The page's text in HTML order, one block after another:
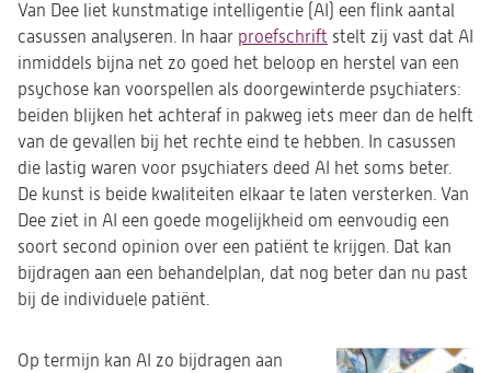
Van Dee liet kunstmatige intelligentie (AI) een flink aantal
casussen analyseren. In haar proefschrift (opent
in
een
nieuwe
tab)
stelt zij vast dat AI
inmiddels bijna net zo goed het beloop en herstel van een
psychose kan voorspellen als doorgewinterde psychiaters:
beiden blijken het achteraf in pakweg iets meer dan de helft
van de gevallen bij het rechte eind te hebben. In casussen
die lastig waren voor psychiaters deed AI het soms beter.
De kunst is beide kwaliteiten elkaar te laten versterken. Van
Dee ziet in AI een goede mogelijkheid om eenvoudig een
soort second opinion over een patiënt te krijgen. Dat kan
bijdragen aan een behandelplan, dat nog beter dan nu past
bij de individuele patiënt.
(opent
Op termijn kan AI zo bijdragen aan